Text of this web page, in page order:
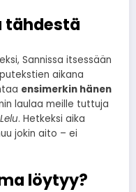
tähdestä
Sannissa itsessään
aikana
ensimerkin hänen
laulaa meille tuttuja
Lelu. Hetkeksi aika
jokin aito – ei
löytyy?